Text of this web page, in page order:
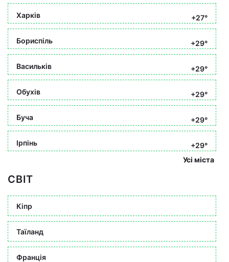
Харків +27°
Бориспіль +29°
Васильків +29°
Обухів +29°
Буча +29°
Ірпінь
+29°
Усі міста
СВІТ
Кіпр
Таїланд
Франція